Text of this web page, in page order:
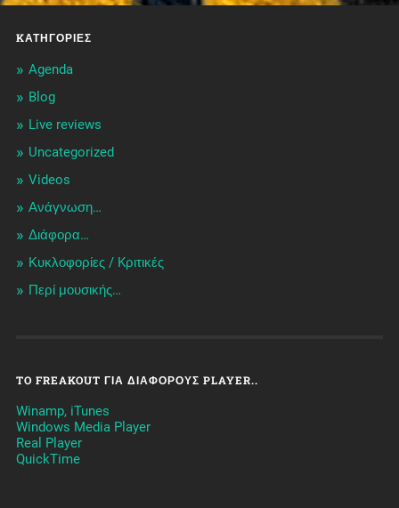
KΑΤΗΓΟΡΊΕΣ
Agenda
Blog
Live reviews
Uncategorized
Videos
Ανάγνωση…
Διάφορα…
Κυκλοφορίες / Kριτικές
Περί μουσικής…
TO FREAKOUT ΓΙΑ ΔΙΆΦΟΡΟΥΣ PLAYER..
Winamp, iTunes
Windows Media Player
Real Player
QuickTime